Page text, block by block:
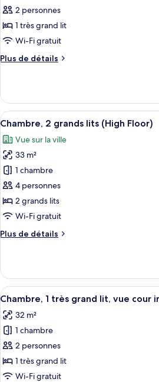
ce
type
de
chambre :
Chambre,
grand
lit
(High
Floor)
2 personnes
1 très grand lit
Wi-Fi gratuit
Plus de détails
Plus
le
type
de
Chambre,
très
grand
lit
(High
Floor)
Afficher
toutes
les
photos
pour
ce
type
de
chambre :
Chambre,
lits
(High
Floor)
Une
5
Chambre, 2 grands lits (High Floor)
Vue sur la ville
33 m²
1 chambre
4 personnes
2 grands lits
Wi-Fi gratuit
Plus de détails
Plus
le
type
de
Chambre,
2
lits
(High
Floor)
Afficher
toutes
les
photos
pour
ce
type
Une
5
Chambre, 1 très grand lit, vue cour
32 m²
1 chambre
2 personnes
1 très grand lit
Wi-Fi gratuit